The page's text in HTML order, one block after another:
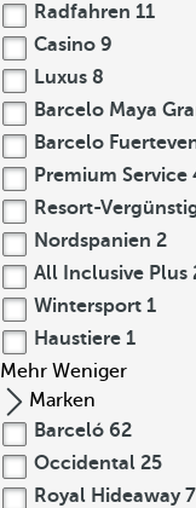
Radfahren 11
Casino 9
Luxus 8
Barcelo Maya
Barcelo
Premium Service
Resort-
Nordspanien 2
All Inclusive Plus
Wintersport 1
Haustiere 1
Mehr Weniger
Marken
Barceló 62
Occidental 25
Royal Hideaway 7